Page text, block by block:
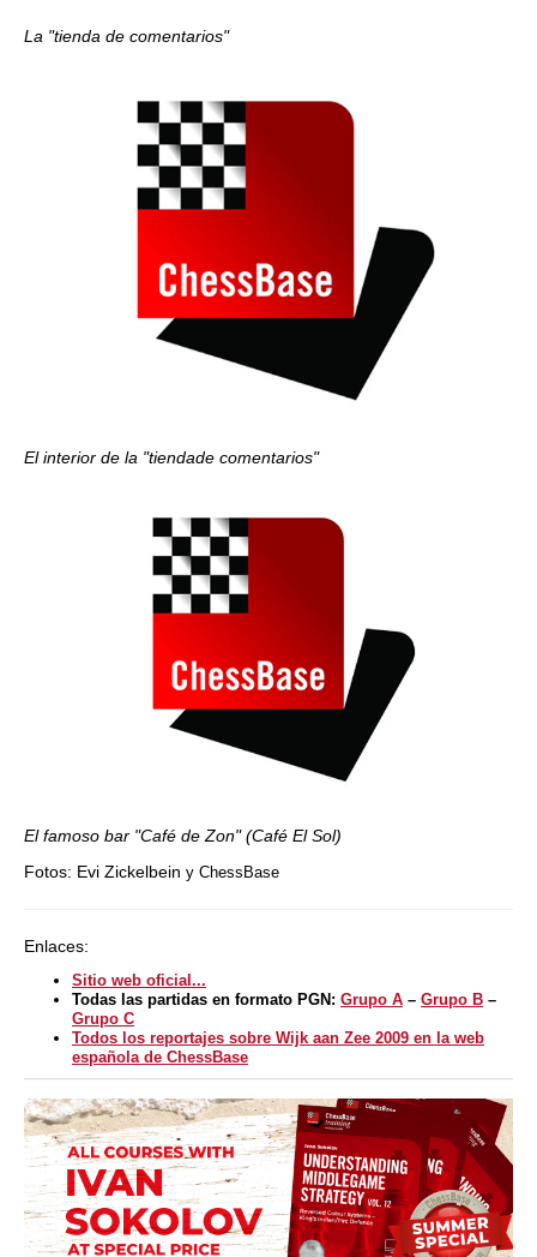
La "tienda de comentarios"
El interior de la "tiendade comentarios"
El famoso bar "Café de Zon" (Café El Sol)
Fotos: Evi Zickelbein y ChessBase
Enlaces:
Sitio web oficial...
Todas las partidas en formato PGN: Grupo A – Grupo B –
Grupo C
Todos los reportajes sobre Wijk aan Zee 2009 en la web
española de ChessBase